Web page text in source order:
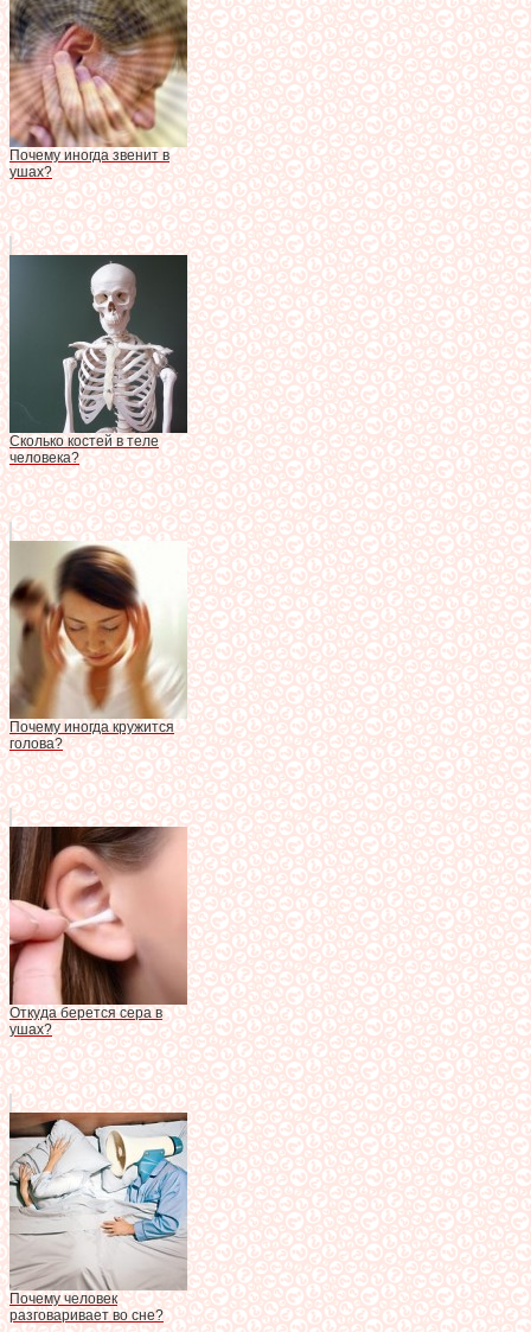
Почему иногда звенит в
ушах?
Сколько костей в теле
человека?
Почему иногда кружится
голова?
Откуда берется сера в
ушах?
Почему человек
разговаривает во сне?